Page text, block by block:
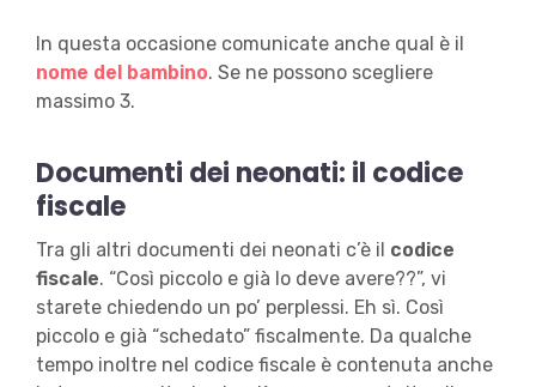
In questa occasione comunicate anche qual è il
nome del bambino. Se ne possono scegliere
massimo 3.
Documenti dei neonati: il codice
fiscale
Tra gli altri documenti dei neonati c’è il codice
fiscale. “Così piccolo e già lo deve avere??”, vi
starete chiedendo un po’ perplessi. Eh sì. Così
piccolo e già “schedato” fiscalmente. Da qualche
tempo inoltre nel codice fiscale è contenuta anche